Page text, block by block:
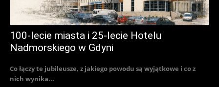
100-lecie miasta i 25-lecie Hotelu
Nadmorskiego w Gdyni
Co łączy te jubileusze, z jakiego powodu są wyjątkowe i co z
nich wynika...